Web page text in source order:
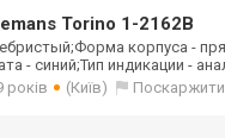
Torino 1-2162B
ма корпуса -
- синий;Тип индикации -
років (Київ)